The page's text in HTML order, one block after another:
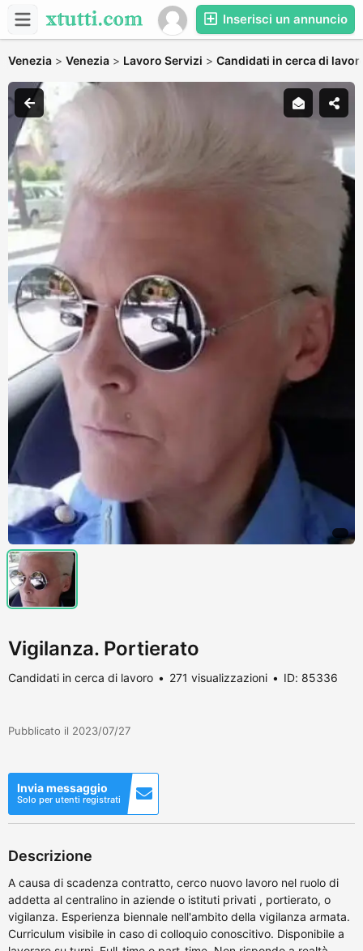
Inserisci un annuncio
Venezia > Venezia > Lavoro Servizi > Candidati in cerca di
Vigilanza. Portierato
Candidati in cerca di lavoro 271 visualizzazioni ID: 85336
Pubblicato il 2023/07/27
Invia messaggio
Solo per utenti registrati
Descrizione
A causa di scadenza contratto, cerco nuovo lavoro nel ruolo di
addetta al centralino in aziende o istituti privati , portierato, o
vigilanza. Esperienza biennale nell'ambito della vigilanza armata.
Curriculum visibile in caso di colloquio conoscitivo. Disponibile a